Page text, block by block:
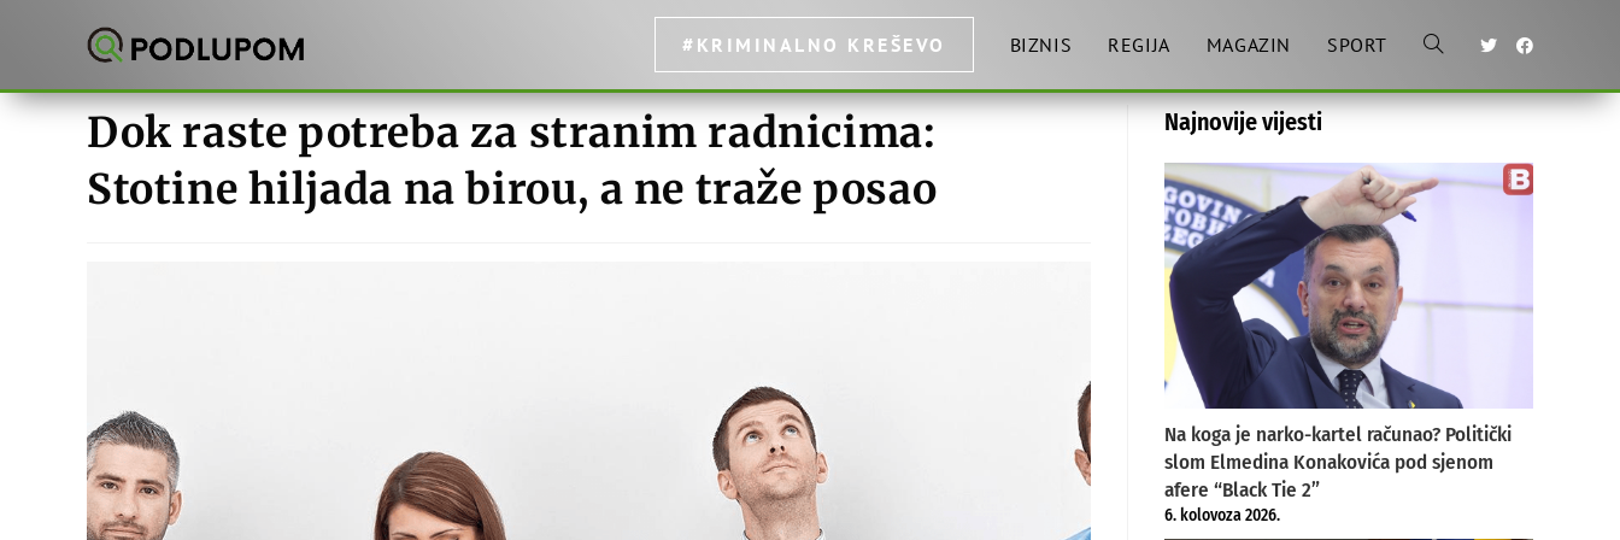
#KRIMINALNO KREŠEVO BIZNIS REGIJA MAGAZIN SPORT Toggle
Dok raste potreba za stranim radnicima:
Stotine hiljada na birou, a ne traže posao
Najnovije vijesti
Na koga je narko-kartel računao? Politički
slom Elmedina Konakovića pod sjenom
afere “Black Tie 2”
6. kolovoza 2026.